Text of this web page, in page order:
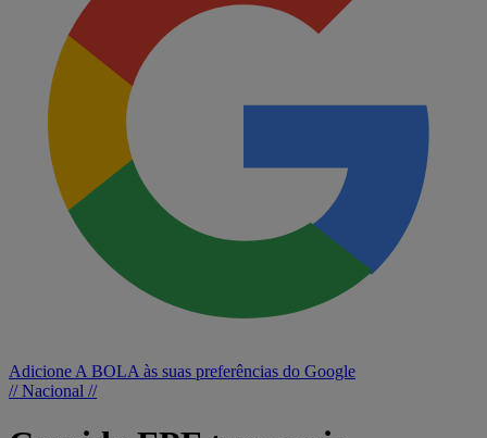
Adicione A BOLA às suas preferências do Google
// Nacional //